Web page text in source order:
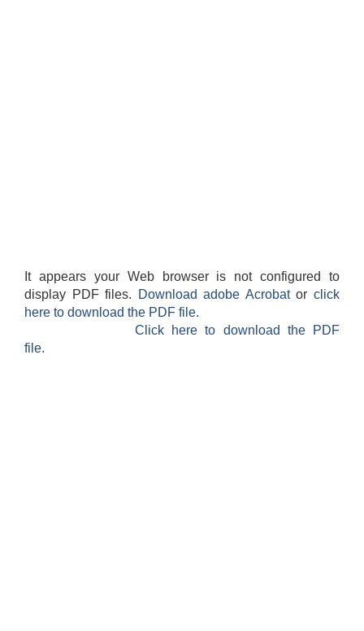
It appears your Web browser is not configured to
display PDF files.
Download adobe Acrobatorclick
here to download the PDF file.
Click here to download the PDF
file.